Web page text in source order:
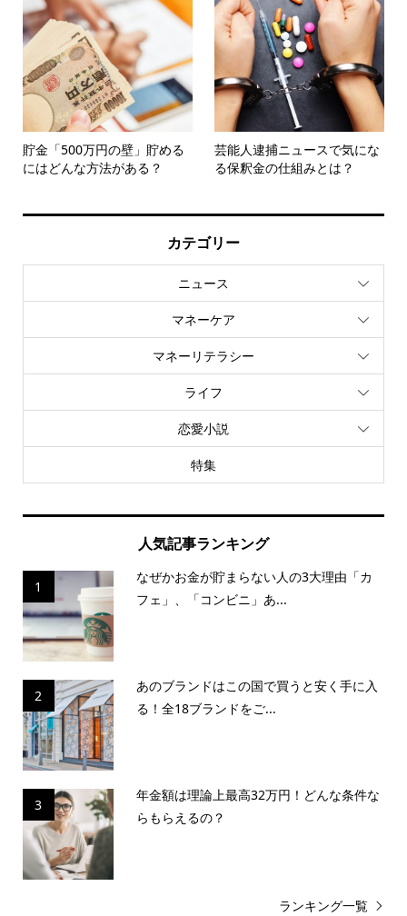
貯金「500万円の壁」貯める
にはどんな方法がある？
芸能人逮捕ニュースで気にな
る保釈金の仕組みとは？
カテゴリー
ニュース
マネーケア
マネーリテラシー
ライフ
恋愛小説
特集
人気記事ランキング
1
なぜかお金が貯まらない人の3大理由「カ
フェ」、「コンビニ」あ...
2
あのブランドはこの国で買うと安く手に入
る！全18ブランドをご...
3
年金額は理論上最高32万円！どんな条件な
らもらえるの？
ランキング一覧